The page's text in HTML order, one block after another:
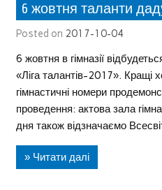
6 жовтня таланти
Posted on 2017-10-04
6 жовтня в гімназії
«Ліга талантів-2017». Кращі
гімнастичні номери
проведення: актова зала
дня також відзначаємо
» Читати далі